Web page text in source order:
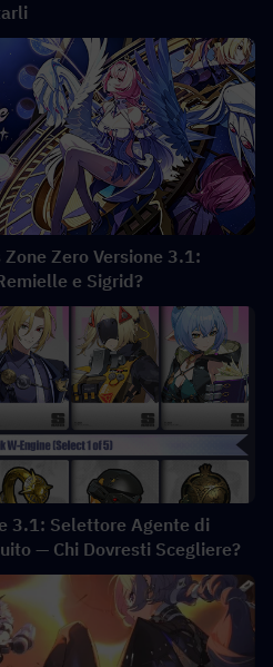
Zero Versione 3.1:
e Sigrid?
3.1: Selettore Agente di
— Chi Dovresti Scegliere?